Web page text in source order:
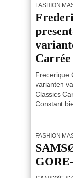
FASHION
Carrée
Frederique
varianten
Classics
Constant
FASHION